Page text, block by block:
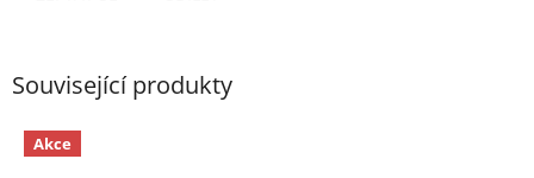
Související produkty
Akce